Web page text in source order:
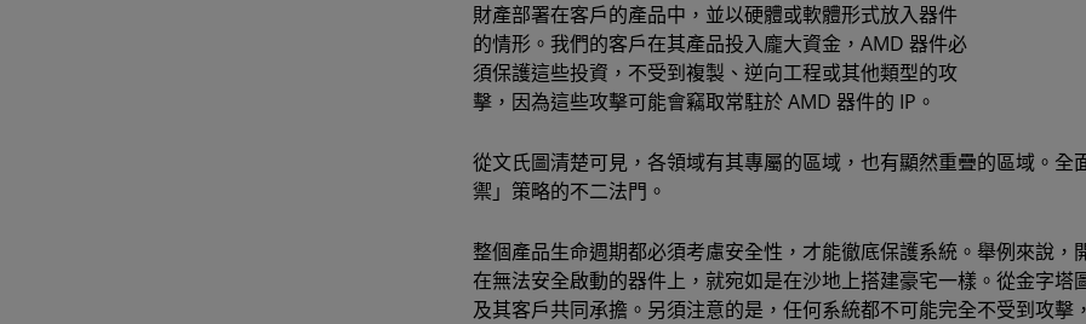
財產部署在客戶的產品中，並以硬體或軟體形式放入器件
的情形。我們的客戶在其產品投入龐大資金，AMD 器件必
須保護這些投資，不受到複製、逆向工程或其他類型的攻
擊，因為這些攻擊可能會竊取常駐於 AMD 器件的 IP。
從文氏圖清楚可見，各領域有其專屬的區域，也有顯然重疊的區域。
禦」策略的不二法門。
整個產品生命週期都必須考慮安全性，才能徹底保護系統。舉例來說
在無法安全啟動的器件上，就宛如是在沙地上搭建豪宅一樣。從金字
及其客戶共同承擔。另須注意的是，任何系統都不可能完全不受到攻